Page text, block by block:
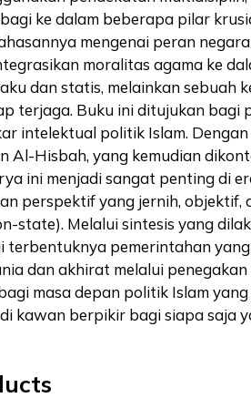
ke dalam beberapa pilar
mengenai peran
moralitas agama ke
dan statis, melainkan
terjaga. Buku ini ditujukan bagi
intelektual politik Islam.
Al-Hisbah, yang kemudian
ini menjadi sangat penting di
perspektif yang jernih,
state). Melalui sintesis yang
terbentuknya pemerintahan
dan akhirat melalui
masa depan politik Islam
kawan berpikir bagi siapa saja